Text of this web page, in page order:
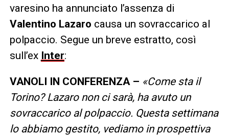
varesino ha annunciato l’assenza di
Valentino Lazaro causa un sovraccarico al
polpaccio. Segue un breve estratto, così
sull’ex Inter:
VANOLI IN CONFERENZA – «Come sta il
Torino? Lazaro non ci sarà, ha avuto un
sovraccarico al polpaccio. Questa settimana
lo abbiamo gestito, vediamo in prospettiva